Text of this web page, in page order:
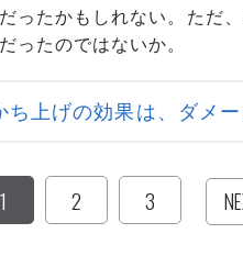
ったかもしれない。ただ
ったのではないか。
上げの効果は、ダメー
1 2 3